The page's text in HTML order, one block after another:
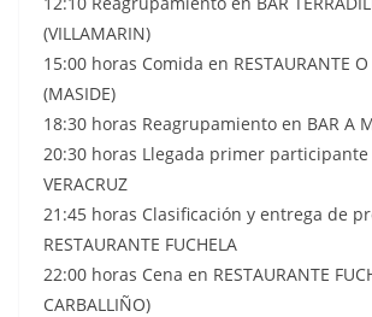
(VILLAMARIN)
15:00 horas Comida en RESTAURANTE O
(MASIDE)
18:30 horas Reagrupamiento en BAR A
20:30 horas Llegada primer participante
VERACRUZ
21:45 horas Clasificación y entrega de
RESTAURANTE FUCHELA
22:00 horas Cena en RESTAURANTE
CARBALLIÑO)